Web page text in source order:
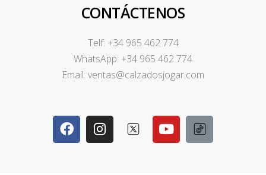
CONTÁCTENOS
Telf: +34 965 462 774
WhatsApp: +34 965 462 774
Email: ventas@calzadosjogar.com